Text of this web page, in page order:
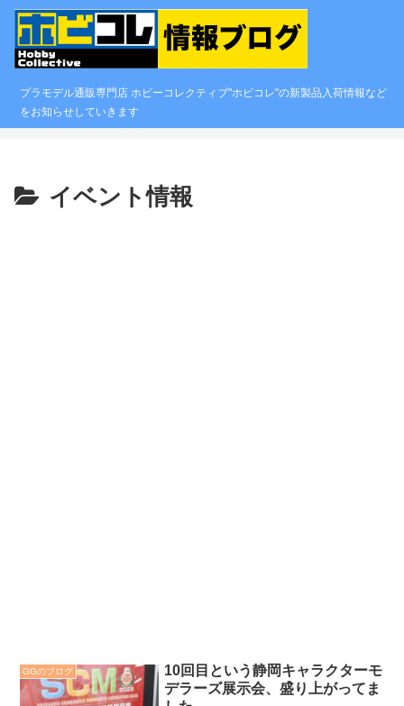
プラモデル通販専門店 ホビーコレクティブ"ホビコレ"の新製品入荷情報など
をお知らせしていきます
イベント情報
GGのブログ
10回目という静岡キャラクターモ
デラーズ展示会、盛り上がってま